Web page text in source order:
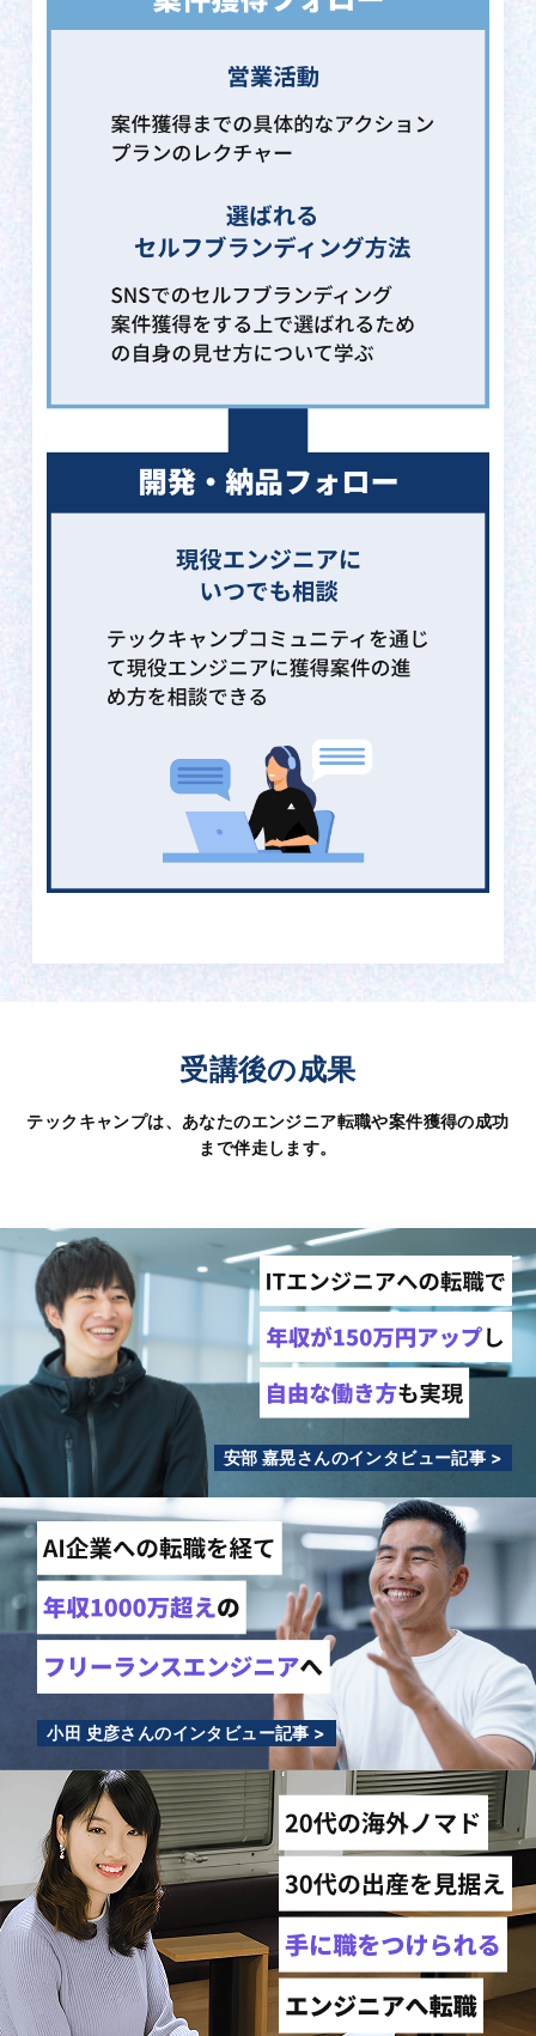
受講後の成果
テックキャンプは、あなたのエンジニア転職や案件獲得の成功
まで伴走します。
安部 嘉晃さんのインタビュー記事 >
小田 史彦さんのインタビュー記事 >